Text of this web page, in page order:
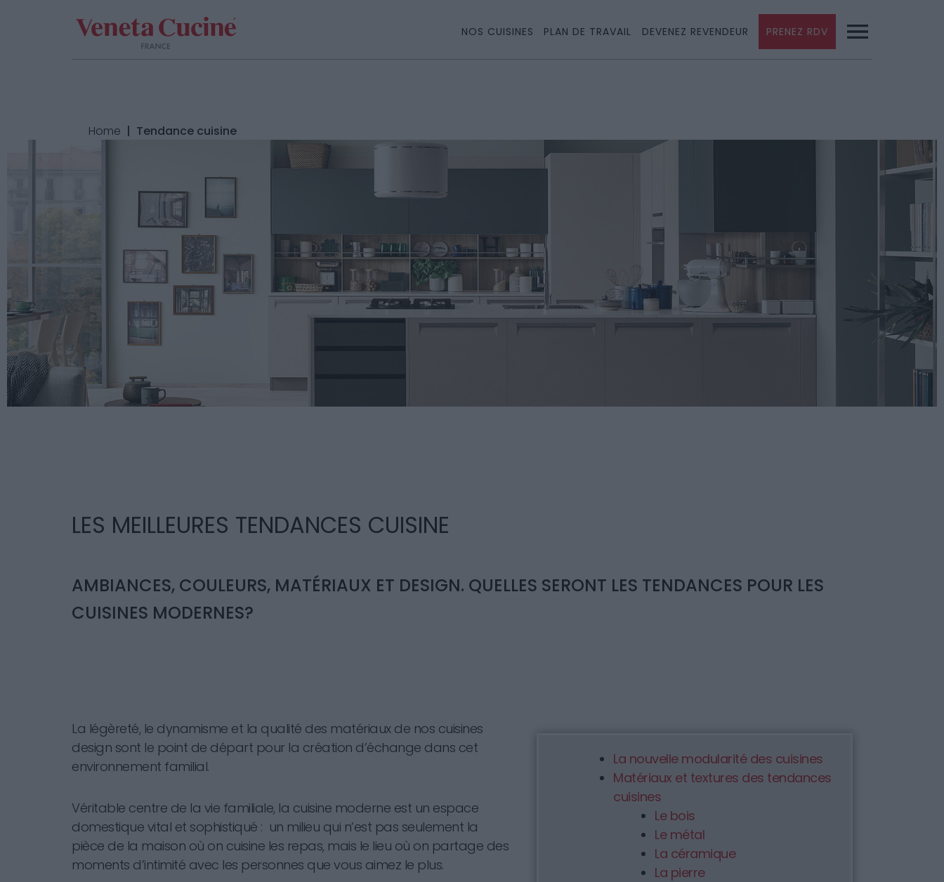
NOS CUISINES PLAN DE TRAVAIL DEVENEZ REVENDEUR PRENEZ RDV
Home | Tendance cuisine
LES MEILLEURES TENDANCES CUISINE
AMBIANCES, COULEURS, MATÉRIAUX ET DESIGN. QUELLES SERONT LES TENDANCES POUR LES
CUISINES MODERNES?
La légèreté, le dynamisme et la qualité des matériaux de nos cuisines
design sont le point de départ pour la création d’échange dans cet
environnement familial.
Véritable centre de la vie familiale, la cuisine moderne est un espace
domestique vital et sophistiqué : un milieu qui n’est pas seulement la
pièce de la maison où on cuisine les repas, mais le lieu où on partage des
moments d’intimité avec les personnes que vous aimez le plus.
La nouvelle modularité des cuisines
Matériaux et textures des tendances
cuisines
Le bois
Le métal
La céramique
La pierre